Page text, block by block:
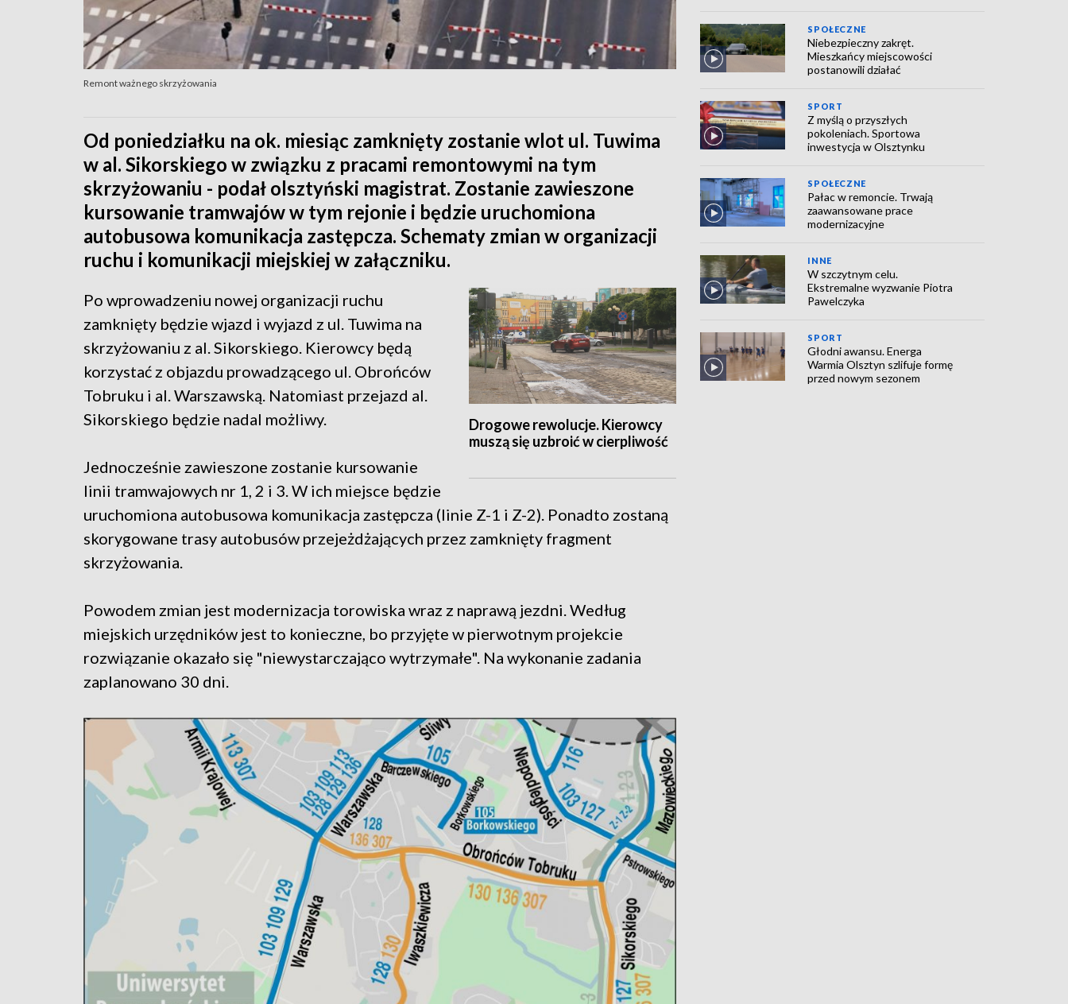
Remont ważnego skrzyżowania
Od poniedziałku na ok. miesiąc zamknięty zostanie wlot ul. Tuwima
w al. Sikorskiego w związku z pracami remontowymi na tym
skrzyżowaniu - podał olsztyński magistrat. Zostanie zawieszone
kursowanie tramwajów w tym rejonie i będzie uruchomiona
autobusowa komunikacja zastępcza. Schematy zmian w organizacji
ruchu i komunikacji miejskiej w załączniku.
Drogowe rewolucje. Kierowcy
muszą się uzbroić w cierpliwość
Po wprowadzeniu nowej organizacji ruchu
zamknięty będzie wjazd i wyjazd z ul. Tuwima na
skrzyżowaniu z al. Sikorskiego. Kierowcy będą
korzystać z objazdu prowadzącego ul. Obrońców
Tobruku i al. Warszawską. Natomiast przejazd al.
Sikorskiego będzie nadal możliwy.
Jednocześnie zawieszone zostanie kursowanie
linii tramwajowych nr 1, 2 i 3. W ich miejsce będzie
uruchomiona autobusowa komunikacja zastępcza (linie Z-1 i Z-2). Ponadto zostaną
skorygowane trasy autobusów przejeżdżających przez zamknięty fragment
skrzyżowania.
Powodem zmian jest modernizacja torowiska wraz z naprawą jezdni. Według
miejskich urzędników jest to konieczne, bo przyjęte w pierwotnym projekcie
rozwiązanie okazało się "niewystarczająco wytrzymałe". Na wykonanie zadania
zaplanowano 30 dni.
SPOŁECZNE
Niebezpieczny zakręt.
Mieszkańcy miejscowości
postanowili działać
SPORT
Z myślą o przyszłych
pokoleniach. Sportowa
inwestycja w Olsztynku
SPOŁECZNE
Pałac w remoncie. Trwają
zaawansowane prace
modernizacyjne
INNE
W szczytnym celu.
Ekstremalne wyzwanie Piotra
Pawelczyka
SPORT
Głodni awansu. Energa
Warmia Olsztyn szlifuje formę
przed nowym sezonem